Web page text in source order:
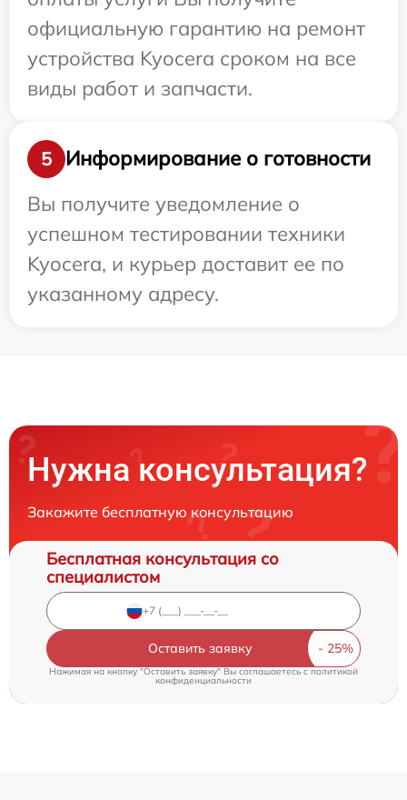
официальную гарантию на ремонт
устройства Kyocera сроком на все
виды работ и запчасти.
5
Информирование о готовности
Вы получите уведомление о
успешном тестировании техники
Kyocera, и курьер доставит ее по
указанному адресу.
Нужна консультация?
Закажите бесплатную консультацию
Бесплатная консультация со
специалистом
Оставить заявку
Нажимая на кнопку "Оставить заявку" Вы соглашаетесь cполитикой
конфиденциальности